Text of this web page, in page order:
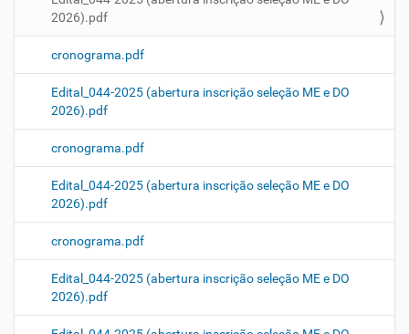
2026).pdf
cronograma.pdf
Edital_044-2025 (abertura inscrição seleção ME e DO
2026).pdf
cronograma.pdf
Edital_044-2025 (abertura inscrição seleção ME e DO
2026).pdf
cronograma.pdf
Edital_044-2025 (abertura inscrição seleção ME e DO
2026).pdf